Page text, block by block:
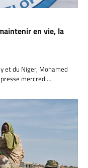
en vie, la
et du Niger, Mohamed
mercredi…